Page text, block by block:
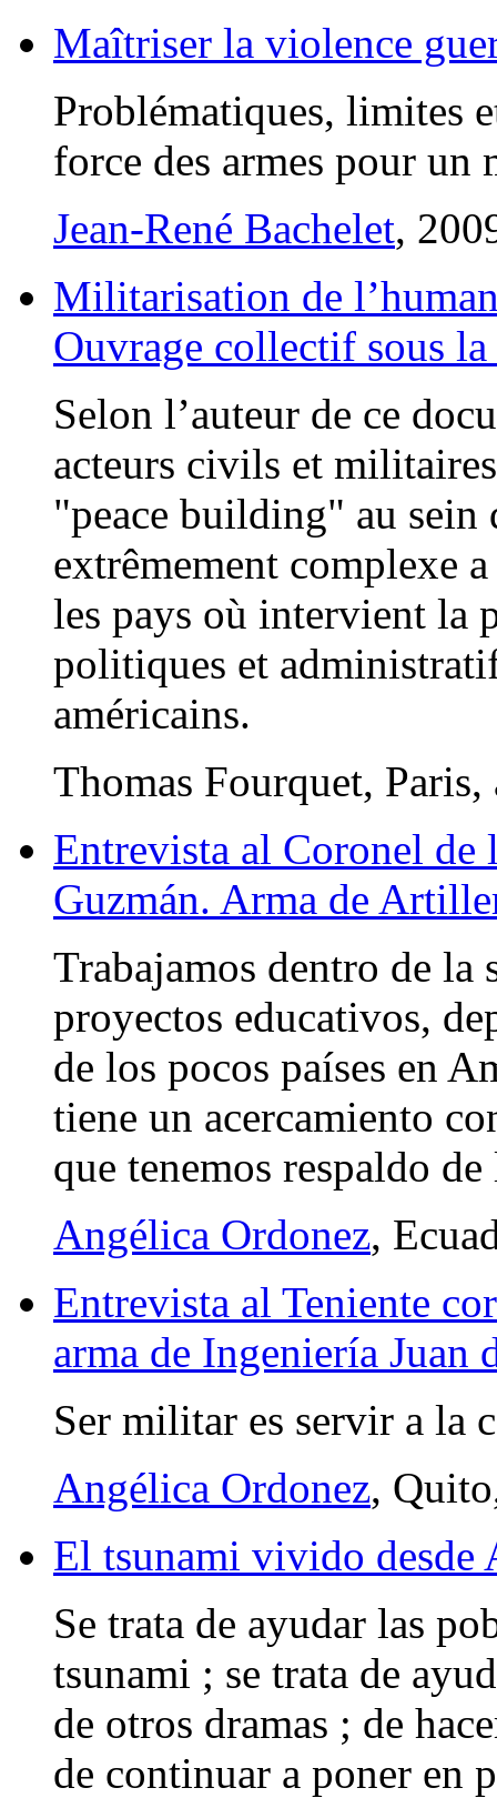
Maîtriser la violence
Problématiques, limites
force des armes pour un
Jean-René Bachelet,
Militarisation de
Ouvrage collectif sous
Selon l’auteur de ce
acteurs civils et
"peace building" au sein
extrêmement complexe
les pays où intervient la
politiques et
américains.
Thomas Fourquet,
Entrevista al Coronel de
Guzmán. Arma de
Trabajamos dentro de
proyectos educativos,
de los pocos países en
tiene un acercamiento
que tenemos respaldo
Angélica Ordonez,
Entrevista al Teniente
arma de Ingeniería Juan
Ser militar es servir a la
Angélica Ordonez,
El tsunami vivido desde
Se trata de ayudar las
tsunami ; se trata de
de otros dramas ; de
de continuar a poner en